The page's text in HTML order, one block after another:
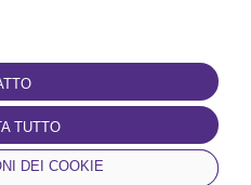
TUTTO
DEI COOKIE
SCARICA L'APP